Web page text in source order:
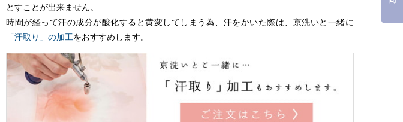
とすことが出来ません。
時間が経って汗の成分が酸化すると黄変してしまう為、汗をかいた際は、京洗いと一緒に
「汗取り」の加工をおすすめします。